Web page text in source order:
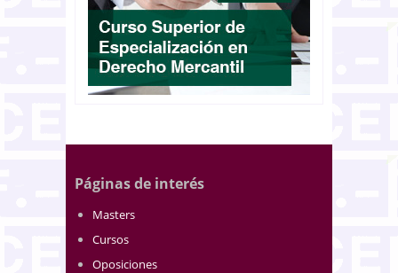
Páginas de interés
Masters
Cursos
Oposiciones